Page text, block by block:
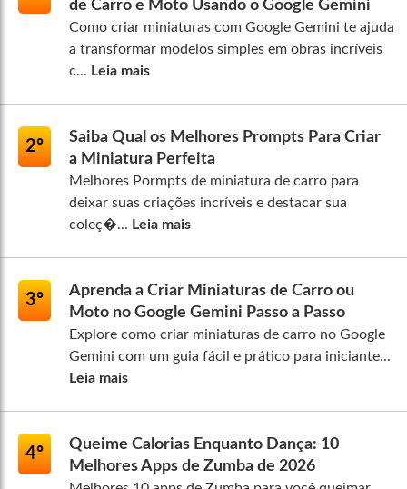
de Carro e Moto Usando o Google Gemini
Como criar miniaturas com Google Gemini te ajuda
a transformar modelos simples em obras incríveis
c... Leia mais
2º
Saiba Qual os Melhores Prompts Para Criar
a Miniatura Perfeita
Melhores Pormpts de miniatura de carro para
deixar suas criações incríveis e destacar sua
coleç�... Leia mais
3º
Aprenda a Criar Miniaturas de Carro ou
Moto no Google Gemini Passo a Passo
Explore como criar miniaturas de carro no Google
Gemini com um guia fácil e prático para iniciante...
Leia mais
4º
Queime Calorias Enquanto Dança: 10
Melhores Apps de Zumba de 2026